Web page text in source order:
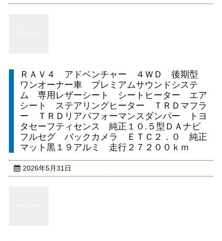
ＲＡＶ４ アドベンチャー ４ＷＤ 後期型
ワンオーナー車 プレミアムサウンドシステ
ム 専用レザーシート シートヒーター エア
シート ステアリングヒーター ＴＲＤマフラ
ー ＴＲＤリアパフォーマンスダンパー トヨ
タセーフティセンス 純正１０.５型ＤＡナビ
フルセグ バックカメラ ＥＴＣ２．０ 純正
マット黒１９アルミ 走行２７２００ｋｍ
2026年5月31日